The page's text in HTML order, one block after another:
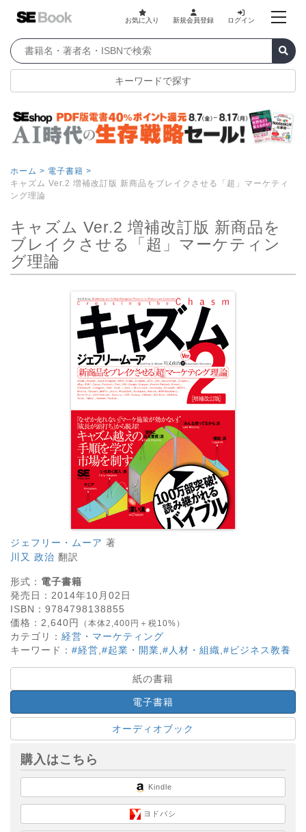
お気に入り 新規会員登録 ログイン
キーワードで探す
ホーム > 電子書籍 >
キャズム Ver.2 増補改訂版 新商品をブレイクさせる「超」マーケティ
ング理論
キャズム Ver.2 増補改訂版 新商品を
ブレイクさせる「超」マーケティン
グ理論
ジェフリー・ムーア 著
川又 政治 翻訳
形式： 電子書籍
発売日： 2014年10月02日
ISBN： 9784798138855
価格： 2,640円 （本体2,400円＋税10%）
カテゴリ： 経営・マーケティング
キーワード： #経営 #起業・開業 #人材・組織 #ビジネス教養
紙の書籍
電子書籍
オーディオブック
購入はこちら
Kindle
ヨドバシ